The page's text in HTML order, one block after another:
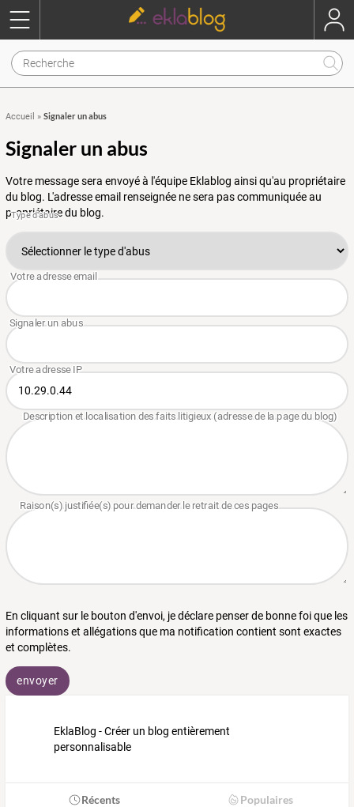
Accueil » Signaler un abus
Signaler un abus
Votre message sera envoyé à l'équipe Eklablog ainsi qu'au propriétaire
du blog. L'adresse email renseignée ne sera pas communiquée au
propriétaire du blog.
En cliquant sur le bouton d'envoi, je déclare penser de bonne foi que les
informations et allégations que ma notification contient sont exactes
et complètes.
envoyer
EklaBlog - Créer un blog entièrement
personnalisable
Récents Populaires